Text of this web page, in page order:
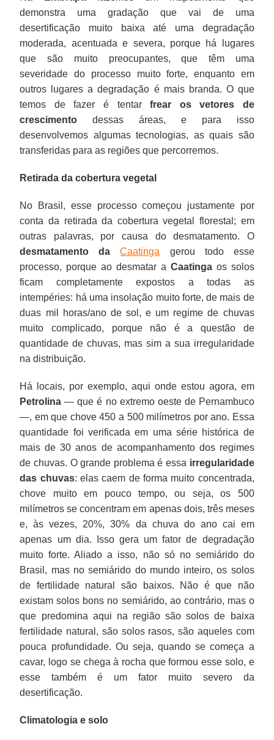
demonstra uma gradação que vai de uma
desertificação muito baixa até uma degradação
moderada, acentuada e severa, porque há lugares
que são muito preocupantes, que têm uma
severidade do processo muito forte, enquanto em
outros lugares a degradação é mais branda. O que
temos de fazer é tentarfrear os vetores de
crescimento dessas áreas, e para isso
desenvolvemos algumas tecnologias, as quais são
transferidas para as regiões que percorremos.
Retirada da cobertura vegetal
No Brasil, esse processo começou justamente por
conta da retirada da cobertura vegetal florestal; em
outras palavras, por causa do desmatamento. O
desmatamento daCaatinga gerou todo esse
processo, porque ao desmatar a Caatingaos solos
ficam completamente expostos a todas as
intempéries: há uma insolação muito forte, de mais de
duas mil horas/ano de sol, e um regime de chuvas
muito complicado, porque não é a questão de
quantidade de chuvas, mas sim a sua irregularidade
na distribuição.
Há locais, por exemplo, aqui onde estou agora, em
Petrolina — que é no extremo oeste de Pernambuco
—, em que chove 450 a 500 milímetros por ano. Essa
quantidade foi verificada em uma série histórica de
mais de 30 anos de acompanhamento dos regimes
de chuvas. O grande problema é essa irregularidade
das chuvas: elas caem de forma muito concentrada,
chove muito em pouco tempo, ou seja, os 500
milímetros se concentram em apenas dois, três meses
e, às vezes, 20%, 30% da chuva do ano cai em
apenas um dia. Isso gera um fator de degradação
muito forte. Aliado a isso, não só no semiárido do
Brasil, mas no semiárido do mundo inteiro, os solos
de fertilidade natural são baixos. Não é que não
existam solos bons no semiárido, ao contrário, mas o
que predomina aqui na região são solos de baixa
fertilidade natural, são solos rasos, são aqueles com
pouca profundidade. Ou seja, quando se começa a
cavar, logo se chega à rocha que formou esse solo, e
esse também é um fator muito severo da
desertificação.
Climatologia e solo